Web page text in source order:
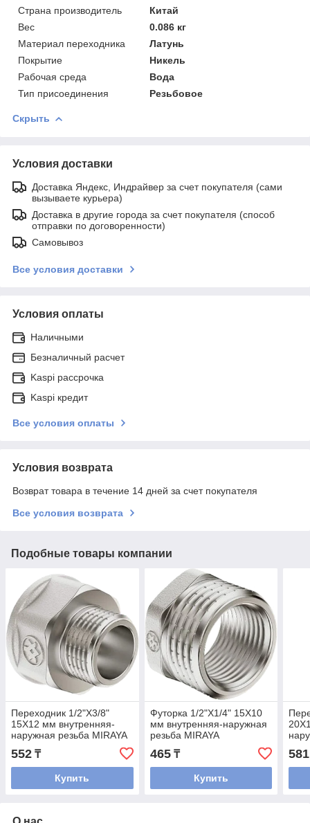
Страна производитель
Китай
Вес
0.086 кг
Материал переходника
Латунь
Покрытие
Никель
Рабочая среда
Вода
Тип присоединения
Резьбовое
Скрыть
Условия доставки
Доставка Яндекс, Индрайвер за счет покупателя (сами
вызываете курьера)
Доставка в другие города за счет покупателя (способ
отправки по договоренности)
Самовывоз
Все условия доставки
Условия оплаты
Наличными
Безналичный расчет
Kaspi рассрочка
Kaspi кредит
Все условия оплаты
Условия возврата
Возврат товара в течение 14 дней за счет покупателя
Все условия возврата
Подобные товары компании
Переходник 1/2"Х3/8"
15Х12 мм внутренняя-
наружная резьба MIRAYA
552 ₸
Купить
Футорка 1/2"Х1/4" 15Х10
мм внутренняя-наружная
резьба MIRAYA
465₸
Купить
581